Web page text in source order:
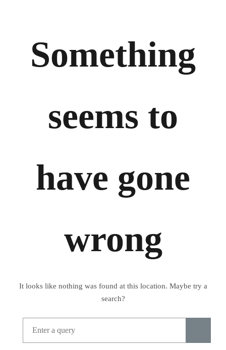
Something
seems to
have gone
wrong
It looks like nothing was found at this location. Maybe try a
search?